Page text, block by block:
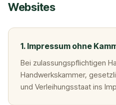
Websites
1. Impressum ohne
Bei zulassungspflichtigen
Handwerkskammer,
und Verleihungsstaat ins